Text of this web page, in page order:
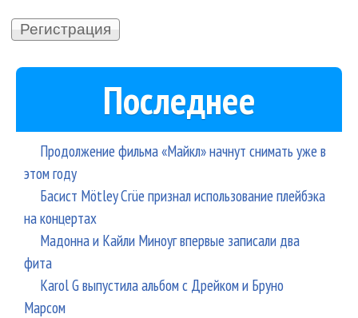
Последнее
Продолжение фильма «Майкл» начнут снимать уже в
этом году
Басист Mötley Crüe признал использование плейбэка
на концертах
Мадонна и Кайли Миноуг впервые записали два
фита
Karol G выпустила альбом с Дрейком и Бруно
Марсом